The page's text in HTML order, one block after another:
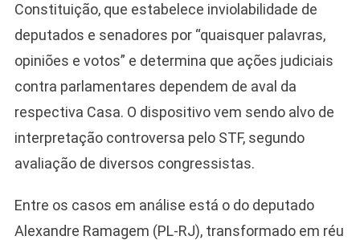
Constituição, que estabelece inviolabilidade de
deputados e senadores por “quaisquer palavras,
opiniões e votos” e determina que ações judiciais
contra parlamentares dependem de aval da
respectiva Casa. O dispositivo vem sendo alvo de
interpretação controversa pelo STF, segundo
avaliação de diversos congressistas.
Entre os casos em análise está o do deputado
Alexandre Ramagem (PL-RJ), transformado em réu